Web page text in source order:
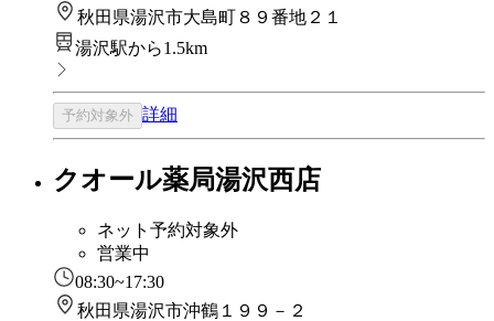
秋田県湯沢市大島町８９番地２１
湯沢駅から1.5km
予約対象外 詳細
クオール薬局湯沢西店
ネット予約対象外
営業中
08:30~17:30
秋田県湯沢市沖鶴１９９－２